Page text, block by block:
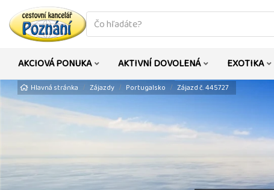
co
hledáte
AKCIOVÁ PONUKA AKTIVNÍ DOVOLENÁ EXOTIKA
Hlavná stránka Zájazdy Portugalsko Zájazd č. 445727